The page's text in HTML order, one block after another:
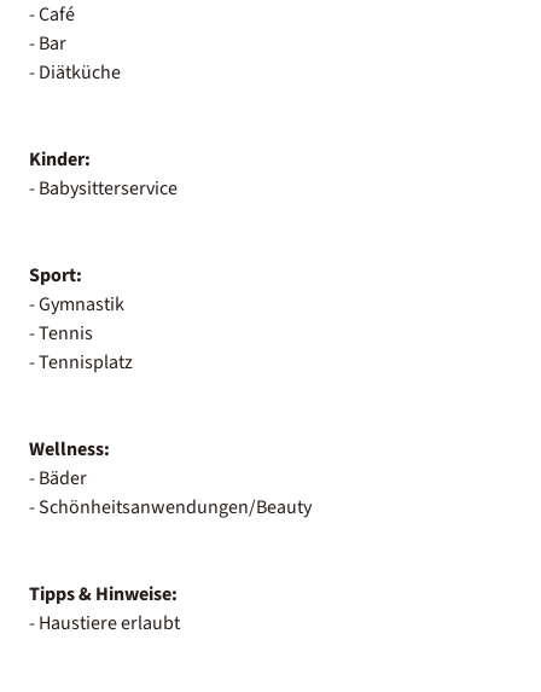
- Café
- Bar
- Diätküche
Kinder:
- Babysitterservice
Sport:
- Gymnastik
- Tennis
- Tennisplatz
Wellness:
- Bäder
- Schönheitsanwendungen/Beauty
Tipps & Hinweise:
- Haustiere erlaubt